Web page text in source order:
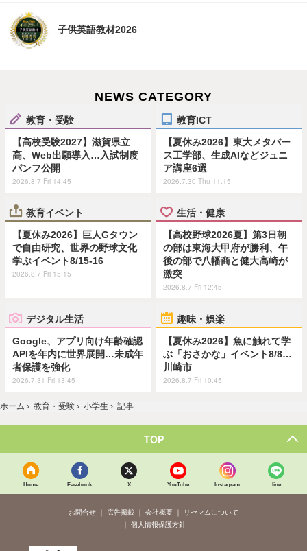
子供英語教材2026
NEWS CATEGORY
教育・受験
【高校受験2027】滋賀県立
高、Web出願導入…入試制度
パンフ公開
2026.8.7 Fri 14:45
教育ICT
【夏休み2026】東大メタバー
ス工学部、生成AIなどジュニ
ア講座6選
2026.7.30 Thu 11:15
教育イベント
【夏休み2026】巨人Gタウン
で自由研究、世界の野球文化
学ぶイベント8/15-16
2026.8.7 Fri 15:15
生活・健康
【高校野球2026夏】第3日朝
の部は東海大甲府が勝利、午
後の部で八幡商と健大高崎が
激突
2026.8.7 Fri 12:45
デジタル生活
Google、アプリ向け年齢確認
APIを年内に世界展開…未成年
者保護を強化
2026.7.31 Fri 13:45
趣味・娯楽
【夏休み2026】魚に触れて学
ぶ「おさかな」イベント8/8…
川崎市
2026.8.7 Fri 10:45
ホーム › 教育・受験 › 小学生 › 記事
TOP
Home Facebook X YouTube Instagram line
お問合せ 広告掲載 会社概要
リセマムについて
個人情報保護方針